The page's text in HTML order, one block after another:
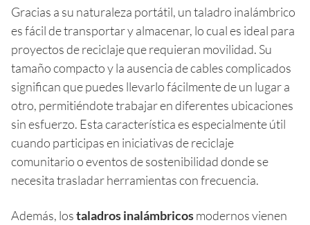
Gracias a su naturaleza portátil, un taladro inalámbrico
es fácil de transportar y almacenar, lo cual es ideal para
proyectos de reciclaje que requieran movilidad. Su
tamaño compacto y la ausencia de cables complicados
significan que puedes llevarlo fácilmente de un lugar a
otro, permitiéndote trabajar en diferentes ubicaciones
sin esfuerzo. Esta característica es especialmente útil
cuando participas en iniciativas de reciclaje
comunitario o eventos de sostenibilidad donde se
necesita trasladar herramientas con frecuencia.
Además, lostaladros inalámbricosmodernos vienen